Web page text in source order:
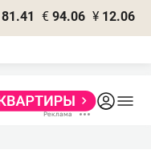
81.41 € 94.06 ¥ 12.06